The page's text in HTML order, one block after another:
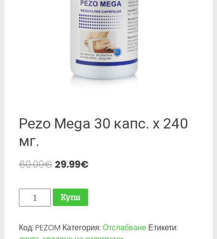
Pezo Mega 30 капс. х 240
мг.
60.00€ 29.99€
количество
за
Mega
Купи
Код: PEZOM Категория: Отслабване Етикети: